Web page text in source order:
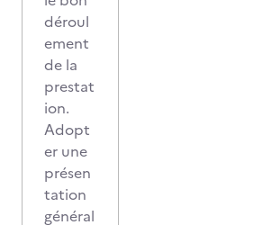
déroul
ement
de la
prestat
ion.
Adopt
er une
présen
tation
général